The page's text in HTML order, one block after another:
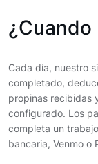
¿Cuando
Cada día, nuestro
completado,
propinas recibidas
configurado. Los
completa un
bancaria, Venmo o